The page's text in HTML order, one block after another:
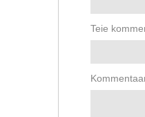
Teie